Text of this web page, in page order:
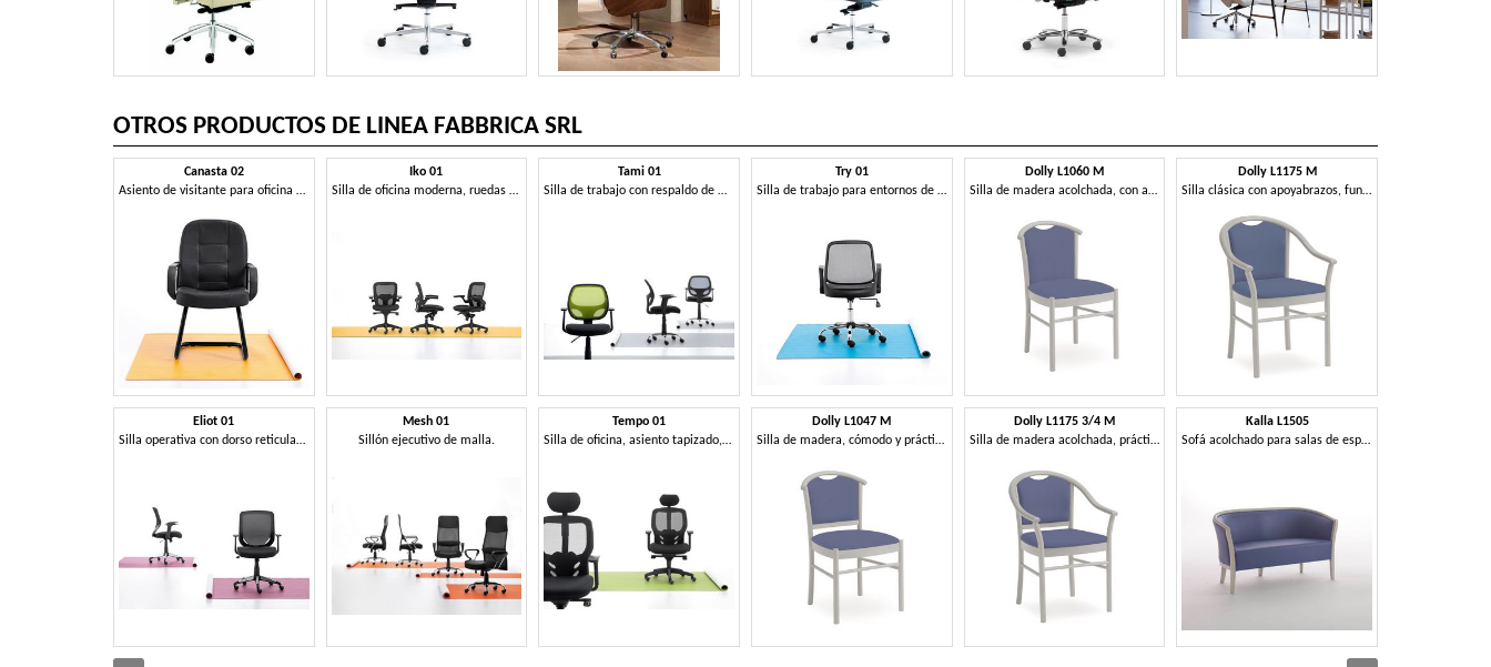
OTROS PRODUCTOS DE LINEA FABBRICA SRL
Canasta 02
Asiento de visitante para oficina ejecutiva
Eliot 01
Silla operativa con dorso reticulado, para la oficina
Iko 01
Silla de oficina moderna, ruedas giratorias, elevación de gas
Mesh 01
Sillón ejecutivo de malla.
Tami 01
Silla de trabajo con respaldo de malla
Tempo 01
Silla de oficina, asiento tapizado, malla para
Try 01
Silla de trabajo para entornos de trabajo innovadores.
Dolly L1047 M
Silla de madera, cómodo y práctico, para el restaurante
Dolly L1060 M
Silla de madera acolchada, con asa, para el restaurante
Dolly L1175 3/4 M
Silla de madera acolchada, práctico, para la sala de estar
Dolly L1175 M
Silla clásica con apoyabrazos, funcional, de hoteles
Kalla L1505
Sofá acolchado para salas de espera